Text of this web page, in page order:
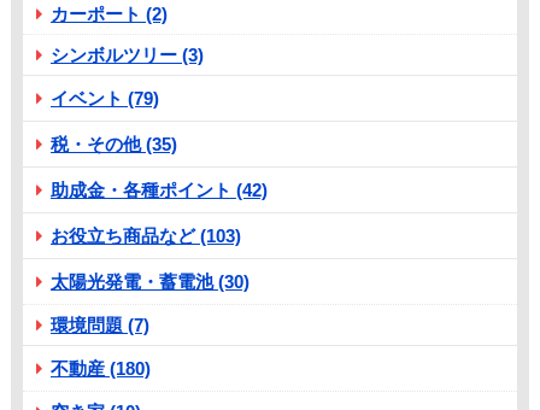
カーポート (2)
シンボルツリー (3)
イベント (79)
税・その他 (35)
助成金・各種ポイント (42)
お役立ち商品など (103)
太陽光発電・蓄電池 (30)
環境問題 (7)
不動産 (180)